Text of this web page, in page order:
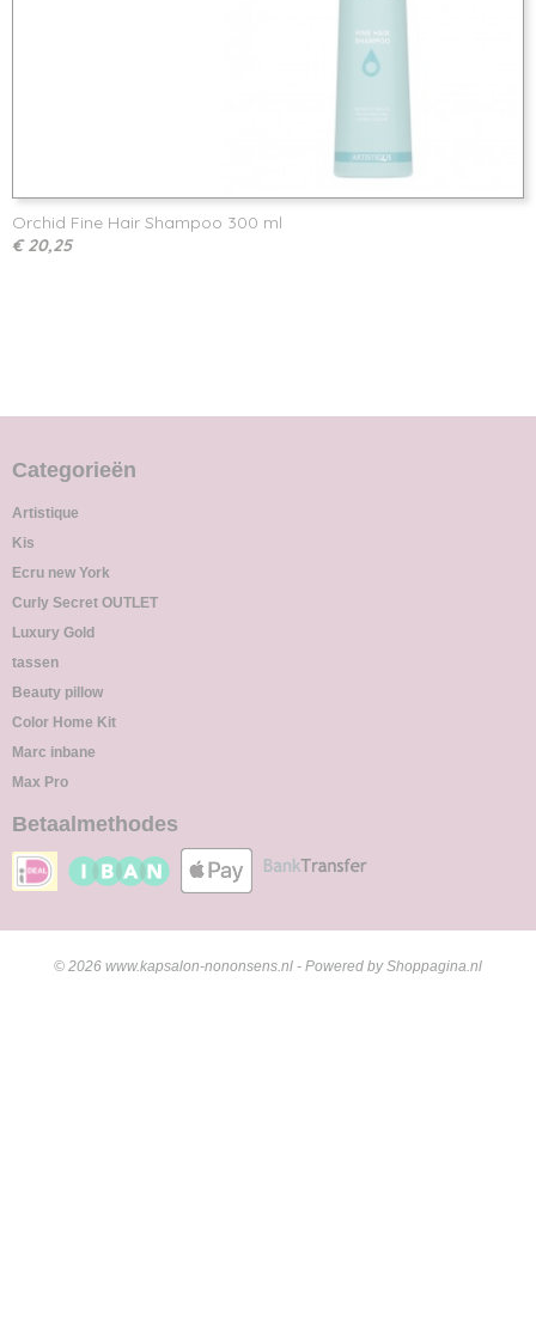
Orchid Fine Hair Shampoo 300 ml
€ 20,25
Categorieën
Artistique
Kis
Ecru new York
Curly Secret OUTLET
Luxury Gold
tassen
Beauty pillow
Color Home Kit
Marc inbane
Max Pro
Betaalmethodes
© 2026 www.kapsalon-nononsens.nl - Powered by Shoppagina.nl